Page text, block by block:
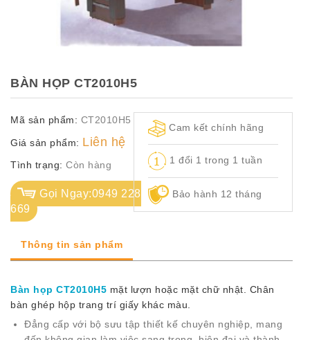
MÃ
CH.
SÁCH
Q.
ĐỊNH
BÀN HỌP CT2010H5
Mã sản phẩm: CT2010H5
Giá sản phẩm: Liên hệ
Tình trạng: Còn hàng
Gọi Ngay:0949 228
669
Cam kết chính hãng
1 đổi 1 trong 1 tuần
Bảo hành 12 tháng
Thông tin sản phẩm
Bàn họp CT2010H5 mặt lượn hoặc mặt chữ nhật. Chân
bàn ghép hộp trang trí giấy khác màu.
Đẳng cấp với bộ sưu tập thiết kế chuyên nghiệp, mang